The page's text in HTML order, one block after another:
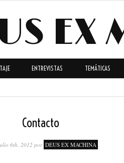
EX
ENTREVISTAS TEMÁTICAS
Contacto
6th, 2012 por DEUS EX MACHINA .